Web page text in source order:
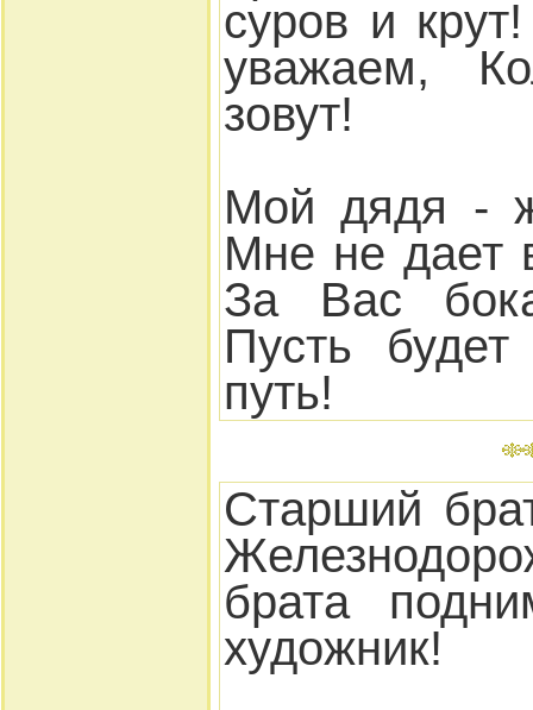
суров и
уважаем,
зовут!
Мой дядя -
Мне не дает
За Вас
Пусть
путь!
Старший
брата
художник!